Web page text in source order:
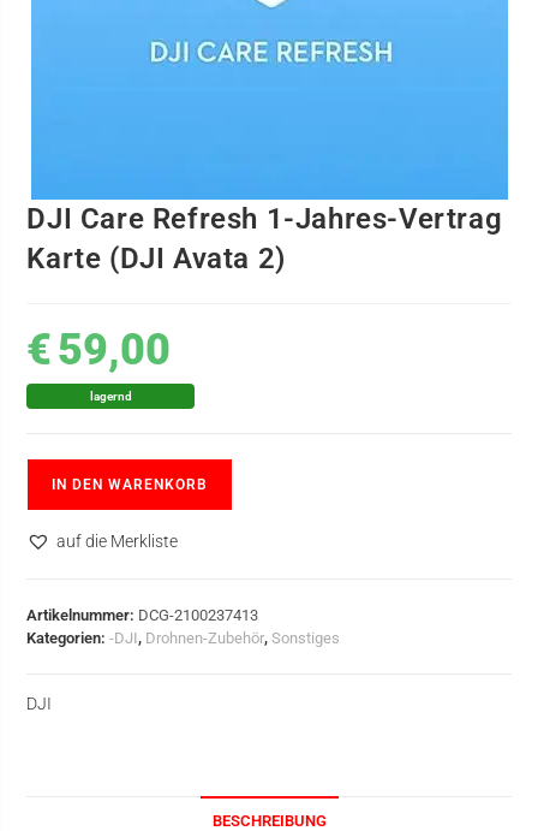
DJI Care Refresh 1-Jahres-Vertrag
Karte (DJI Avata 2)
€59,00
lagernd
IN DEN WARENKORB
auf die Merkliste
Artikelnummer: DCG-2100237413
Kategorien:-DJI, Drohnen-Zubehör,Sonstiges
DJI
BESCHREIBUNG